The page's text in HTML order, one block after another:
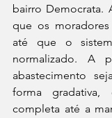
bairro Democrata.
que os
até que o
normalizado. A
abastecimento
forma gradativa,
completa até a